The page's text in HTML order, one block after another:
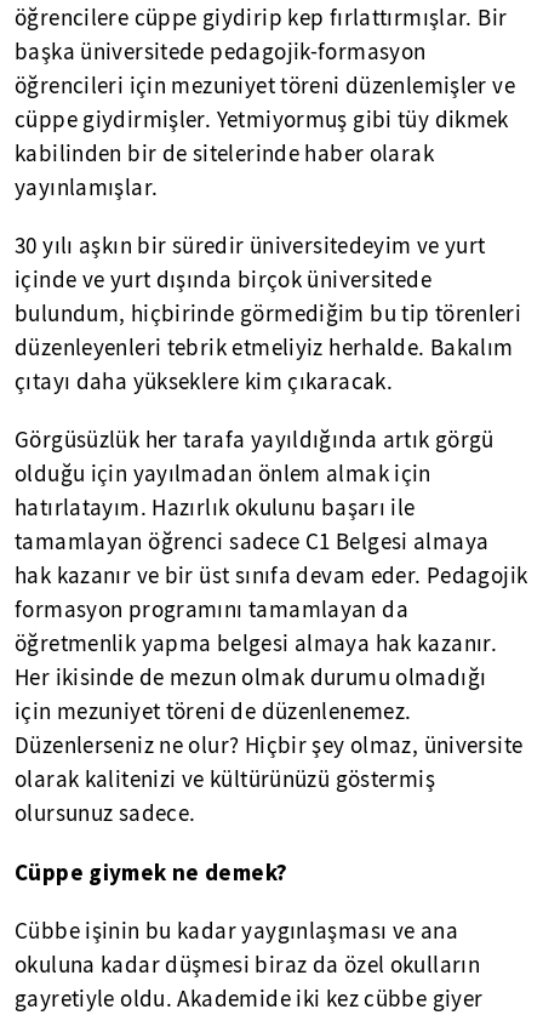
öğrencilere cüppe giydirip kep fırlattırmışlar. Bir
başka üniversitede pedagojik-formasyon
öğrencileri için mezuniyet töreni düzenlemişler ve
cüppe giydirmişler. Yetmiyormuş gibi tüy dikmek
kabilinden bir de sitelerinde haber olarak
yayınlamışlar.
30 yılı aşkın bir süredir üniversitedeyim ve yurt
içinde ve yurt dışında birçok üniversitede
bulundum, hiçbirinde görmediğim bu tip törenleri
düzenleyenleri tebrik etmeliyiz herhalde. Bakalım
çıtayı daha yükseklere kim çıkaracak.
Görgüsüzlük her tarafa yayıldığında artık görgü
olduğu için yayılmadan önlem almak için
hatırlatayım. Hazırlık okulunu başarı ile
tamamlayan öğrenci sadece C1 Belgesi almaya
hak kazanır ve bir üst sınıfa devam eder. Pedagojik
formasyon programını tamamlayan da
öğretmenlik yapma belgesi almaya hak kazanır.
Her ikisinde de mezun olmak durumu olmadığı
için mezuniyet töreni de düzenlenemez.
Düzenlerseniz ne olur? Hiçbir şey olmaz, üniversite
olarak kalitenizi ve kültürünüzü göstermiş
olursunuz sadece.
Cüppe giymek ne demek?
Cübbe işinin bu kadar yaygınlaşması ve ana
okuluna kadar düşmesi biraz da özel okulların
gayretiyle oldu. Akademide iki kez cübbe giyer